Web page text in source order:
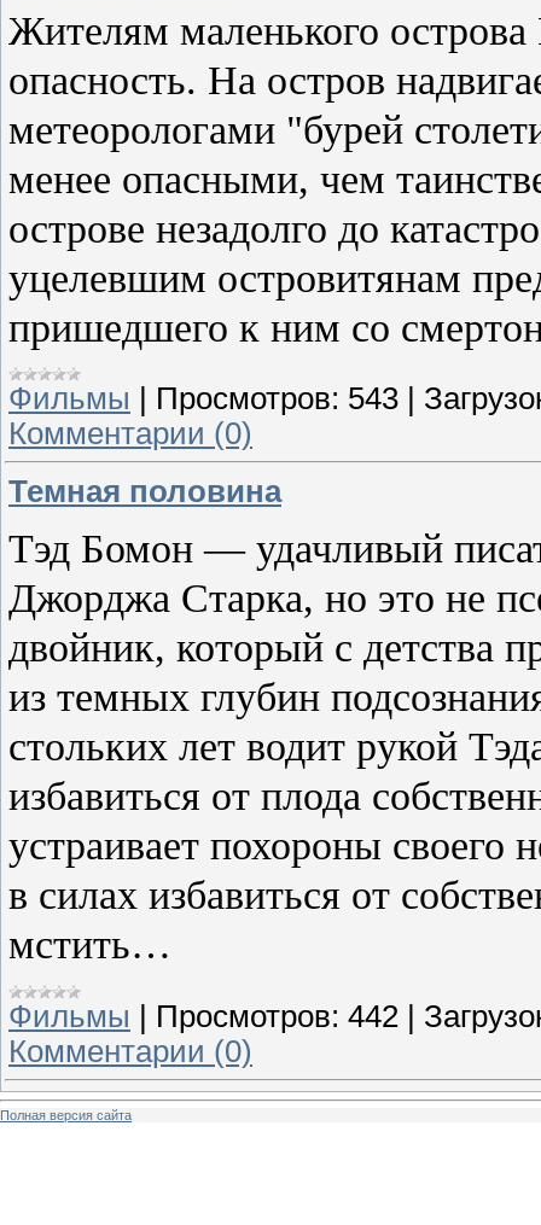
Жителям маленького
опасность. На остров
метеорологами "бурей
менее опасными, чем
острове незадолго до
уцелевшим островитянам
пришедшего к ним со
Фильмы Просмотров: 543
Комментарии (0)
Темная половина
Тэд Бомон — удачливый
Джорджа Старка, но это не
двойник, который с детства
из темных глубин
стольких лет водит рукой
избавиться от плода
устраивает похороны
в силах избавиться от
мстить…
Фильмы Просмотров: 442
Комментарии (0)
Полная версия сайта